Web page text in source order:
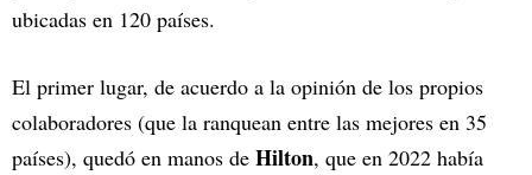
ubicadas en 120 países.
El primer lugar, de acuerdo a la opinión de los propios
colaboradores (que la ranquean entre las mejores en 35
países), quedó en manos de Hilton, que en 2022 había